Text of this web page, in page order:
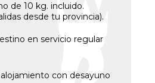
de 10 kg. incluido.
desde tu provincia).
en servicio regular
con desayuno